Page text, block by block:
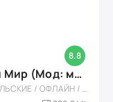
8.8
Toilet Fight Открытый Мир (Мод: много чипов, денег, все открыто, бессмертие, урон, 50+ читов)
АРКАДЫ / ОДНОПОЛЬЗОВАТЕЛЬСКИЕ / ОФЛАЙН / МОД / РОЛЕВЫЕ / ШУТЕРЫ / ОТКРЫТЫЙ МИР / ВСТРОЕННЫЙ КЕШ / 3D / ЭКШЕНЫ / ТУАЛЕТНЫЕ ВОЙНЫ / ДЛЯ ДЕТЕЙ